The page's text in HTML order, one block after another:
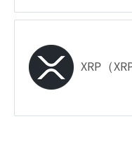
XRP（